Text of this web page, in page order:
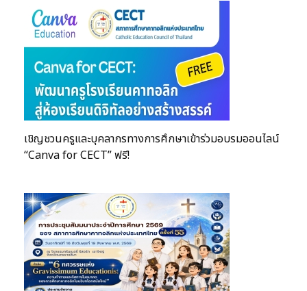
เชิญชวนครูและบุคลากรทางการศึกษาเข้าร่วมอบรมออนไลน์
“Canva for CECT” ฟรี!